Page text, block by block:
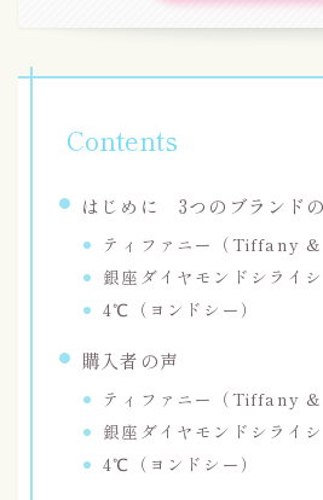
Contents
はじめに 3つのブランド
ティファニー（Tiffany &
銀座ダイヤモンドシライシ
4℃（ヨンドシー）
購入者の声
ティファニー（Tiffany &
銀座ダイヤモンドシライシ
4℃（ヨンドシー）